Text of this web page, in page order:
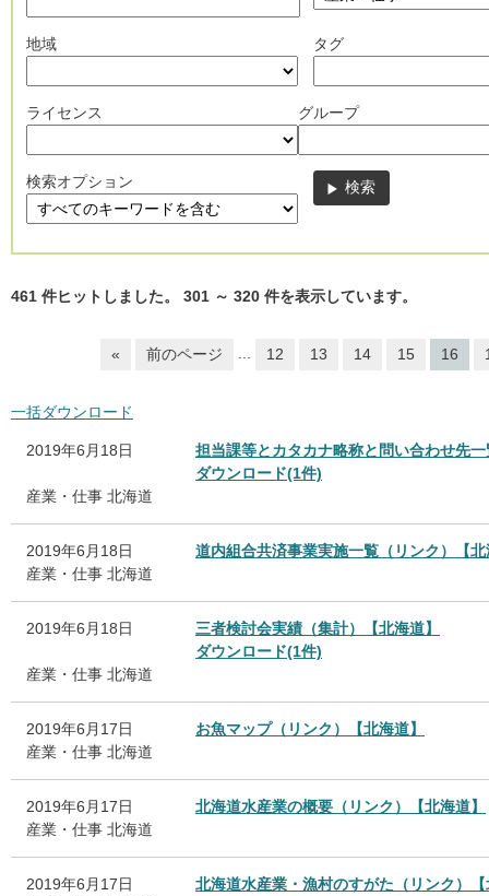
地域 タグ
ライセンス グループ
検索オプション
461 件ヒットしました。 301 ～ 320 件を表示しています。
« 前のページ ... 12 13 14 15 16
一括ダウンロード
2019年6月18日
担当課等とカタカナ略称と問い合わせ先
ダウンロード(1件)
産業・仕事 北海道
2019年6月18日
道内組合共済事業実施一覧（リンク）【
産業・仕事 北海道
2019年6月18日
三者検討会実績（集計）【北海道】
ダウンロード(1件)
産業・仕事 北海道
2019年6月17日
お魚マップ（リンク）【北海道】
産業・仕事 北海道
2019年6月17日
北海道水産業の概要（リンク）【北海道】
産業・仕事 北海道
2019年6月17日
北海道水産業・漁村のすがた（リンク）